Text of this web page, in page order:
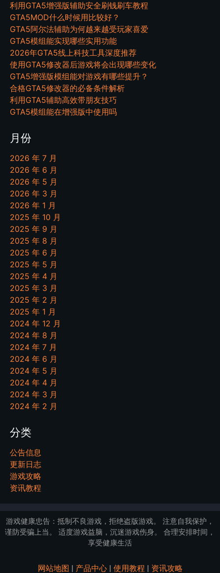
利用GTA5增强版辅助安全刷钱刷车教程
GTA5MOD什么时候用比较好？
GTA5阿尔法辅助为何越来越受玩家喜爱
GTA5模组能实现哪些实用功能
2026年GTA5线上科技工具深度推荐
使用GTA5修改器后游戏将会出现哪些变化
GTA5增强版模组能对游戏有哪些提升？
合格GTA5修改器的必备条件解析
利用GTA5辅助高效带朋友技巧
GTA5模组能在增强版中使用吗
月份
2026 年 7 月
2026 年 6 月
2026 年 5 月
2026 年 3 月
2026 年 1 月
2025 年 10 月
2025 年 9 月
2025 年 8 月
2025 年 6 月
2025 年 5 月
2025 年 4 月
2025 年 3 月
2025 年 2 月
2025 年 1 月
2024 年 12 月
2024 年 8 月
2024 年 7 月
2024 年 6 月
2024 年 5 月
2024 年 4 月
2024 年 3 月
2024 年 2 月
分类
公告信息
更新日志
游戏攻略
资讯教程
游戏健康忠告：抵制不良游戏，拒绝盗版游戏。 注意自我保护，
谨防受骗上当。 适度游戏益脑，沉迷游戏伤身。 合理安排时间，
享受健康生活
网站地图 产品中心| 使用教程 资讯攻略